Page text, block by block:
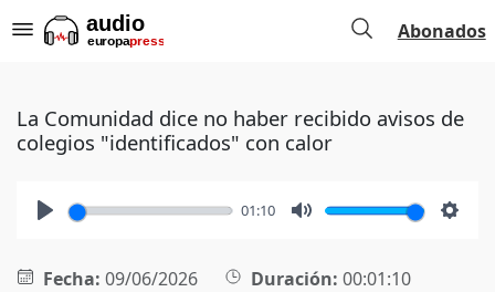
Abonados
La Comunidad dice no haber recibido avisos de
colegios "identificados" con calor
01:10
Fecha: 09/06/2026 Duración: 00:01:10